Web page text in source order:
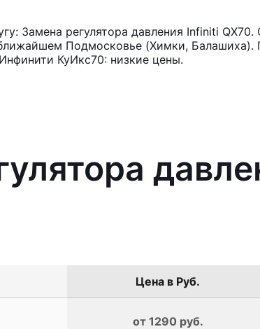
Замена регулятора давления Infiniti
Подмосковье (Химки, Балашиха).
КуИкс70: низкие цены.
Цена в Руб.
от 1290 руб.